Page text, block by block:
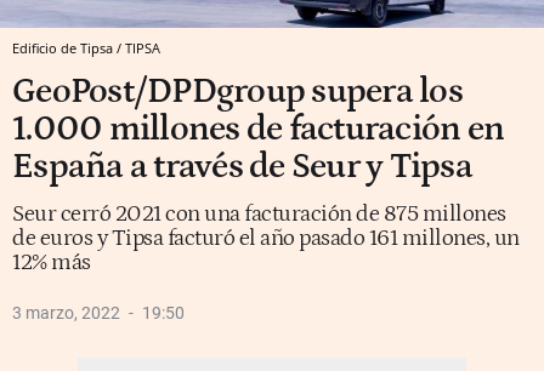
Edificio de Tipsa / TIPSA
GeoPost/DPDgroup supera los
1.000 millones de facturación en
España a través de Seur y Tipsa
Seur cerró 2021 con una facturación de 875 millones
de euros y Tipsa facturó el año pasado 161 millones, un
12% más
3 marzo, 2022 19:50